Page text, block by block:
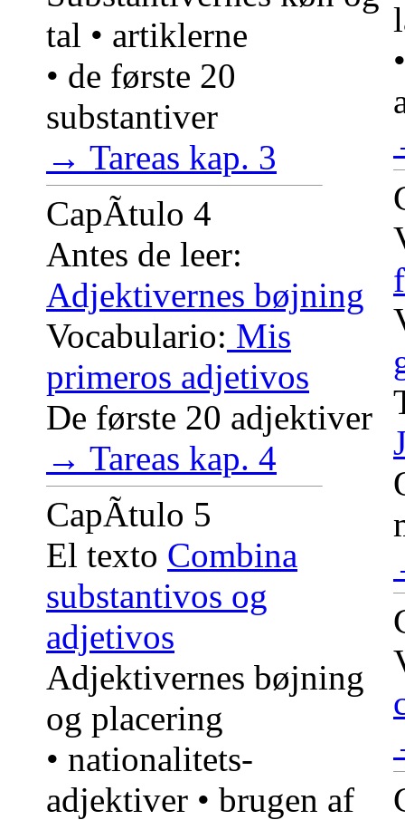
tal • artiklerne
• de første 20
substantiver
→ Tareas kap. 3
CapÃ­tulo 4
Antes de leer:
Adjektivernes bøjning
Vocabulario: Mis
primeros adjetivos
De første 20 adjektiver
→ Tareas kap. 4
CapÃ­tulo 5
El texto Combina
substantivos og
adjetivos
Adjektivernes bøjning
og placering
• nationalitets-
adjektiver • brugen af